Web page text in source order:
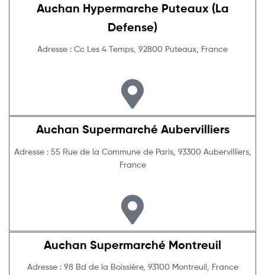
Auchan Hypermarche Puteaux (La
Defense)
Adresse : Cc Les 4 Temps, 92800 Puteaux, France
Auchan Supermarché Aubervilliers
Adresse : 55 Rue de la Commune de Paris, 93300 Aubervilliers,
France
Auchan Supermarché Montreuil
Adresse : 98 Bd de la Boissière, 93100 Montreuil, France